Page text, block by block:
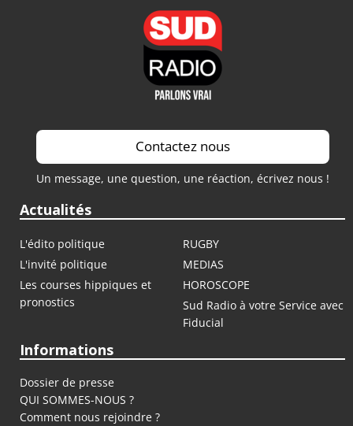
Contactez nous
Un message, une question, une réaction, écrivez nous !
Actualités
L'édito politique
RUGBY
L'invité politique
MEDIAS
Les courses hippiques et
pronostics
HOROSCOPE
Sud Radio à votre Service avec
Fiducial
Informations
Dossier de presse
QUI SOMMES-NOUS ?
Comment nous rejoindre ?